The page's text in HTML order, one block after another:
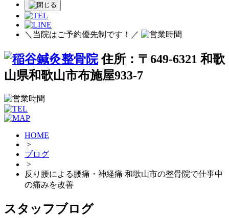
＼当院はご予約優先制です！／
住所：〒649-6321 和歌
山県和歌山市布施屋933-7
HOME
>
ブログ
>
反り腰による腰痛・神経痛 和歌山市の整骨院で仕事中
の痛みを改善
スタッフブログ